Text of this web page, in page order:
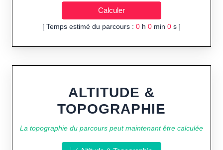
[ Temps estimé du parcours : 0 h 0 min 0 s ]
ALTITUDE &
TOPOGRAPHIE
La topographie du parcours peut maintenant être calculée